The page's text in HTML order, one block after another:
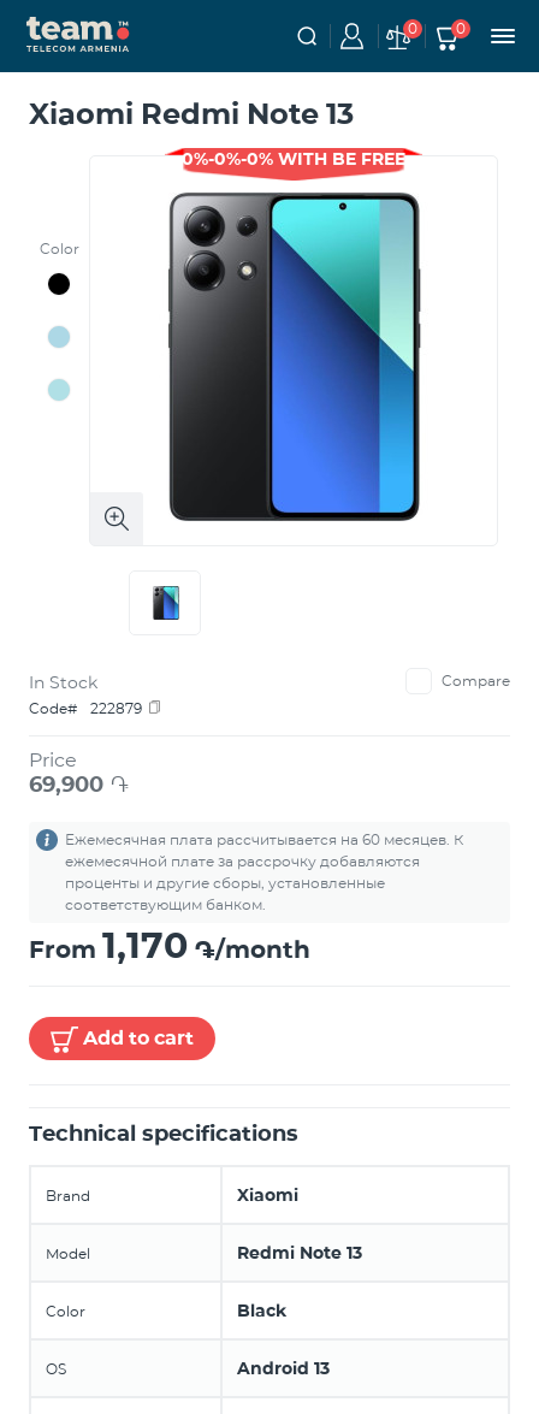
0 0
Xiaomi Redmi Note 13
Color
0%-0%-0% WITH BE FREE
In Stock
Compare
Code#
222879
Price
69,900 ֏
Ежемесячная плата рассчитывается на 60 месяцев. К
ежемесячной плате за рассрочку добавляются
проценты и другие сборы, установленные
соответствующим банком.
From 1,170 ֏/month
Add to cart
Technical specifications
Brand Xiaomi
Model Redmi Note 13
Color Black
OS Android 13